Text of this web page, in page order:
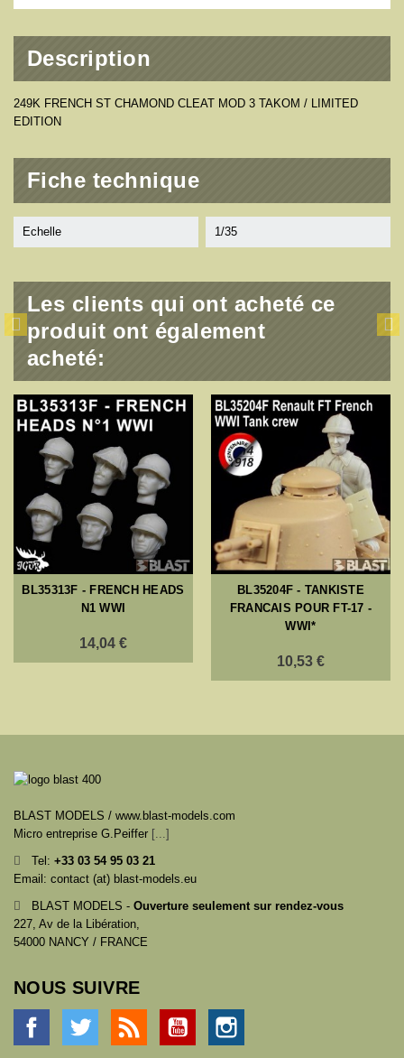
Description
249K FRENCH ST CHAMOND CLEAT MOD 3 TAKOM / LIMITED
EDITION
Fiche technique
Echelle 1/35
Les clients qui ont acheté ce
produit ont également
acheté:
BL35313F - FRENCH HEADS
N1 WWI
14,04 €
BL35204F - TANKISTE
FRANCAIS POUR FT-17 -
WWI*
10,53 €
BLAST MODELS / www.blast-models.com
Micro entreprise G.Peiffer [...]
Tel: +33 03 54 95 03 21
Email: contact (at) blast-models.eu
BLAST MODELS - Ouverture seulement sur rendez-vous
227, Av de la Libération,
54000 NANCY / FRANCE
NOUS SUIVRE
Facebook Twitter YouTube